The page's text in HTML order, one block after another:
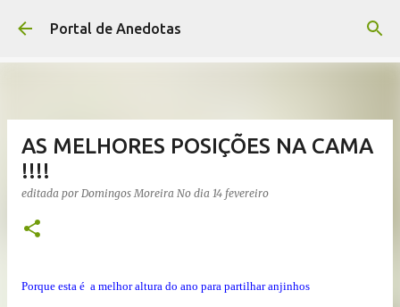
Avançar para o conteúdo principal
Portal de Anedotas
AS MELHORES POSIÇÕES NA CAMA
!!!!
editada por Domingos Moreira No dia 14 fevereiro
Porque esta é a melhor altura do ano para partilhar anjinhos